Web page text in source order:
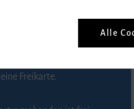
Menschen mit
die das Merkzeichen
Freikarte.
Alle